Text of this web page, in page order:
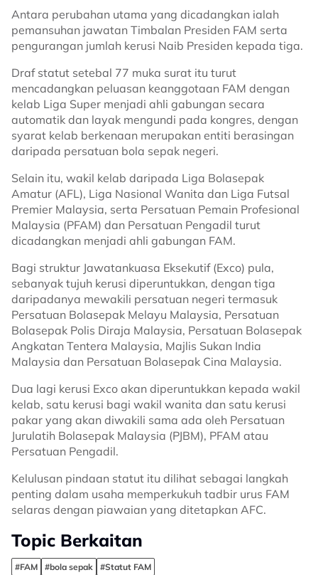
Antara perubahan utama yang dicadangkan ialah
pemansuhan jawatan Timbalan Presiden FAM serta
pengurangan jumlah kerusi Naib Presiden kepada tiga.
Draf statut setebal 77 muka surat itu turut
mencadangkan peluasan keanggotaan FAM dengan
kelab Liga Super menjadi ahli gabungan secara
automatik dan layak mengundi pada kongres, dengan
syarat kelab berkenaan merupakan entiti berasingan
daripada persatuan bola sepak negeri.
Selain itu, wakil kelab daripada Liga Bolasepak
Amatur (AFL), Liga Nasional Wanita dan Liga Futsal
Premier Malaysia, serta Persatuan Pemain Profesional
Malaysia (PFAM) dan Persatuan Pengadil turut
dicadangkan menjadi ahli gabungan FAM.
Bagi struktur Jawatankuasa Eksekutif (Exco) pula,
sebanyak tujuh kerusi diperuntukkan, dengan tiga
daripadanya mewakili persatuan negeri termasuk
Persatuan Bolasepak Melayu Malaysia, Persatuan
Bolasepak Polis Diraja Malaysia, Persatuan Bolasepak
Angkatan Tentera Malaysia, Majlis Sukan India
Malaysia dan Persatuan Bolasepak Cina Malaysia.
Dua lagi kerusi Exco akan diperuntukkan kepada wakil
kelab, satu kerusi bagi wakil wanita dan satu kerusi
pakar yang akan diwakili sama ada oleh Persatuan
Jurulatih Bolasepak Malaysia (PJBM), PFAM atau
Persatuan Pengadil.
Kelulusan pindaan statut itu dilihat sebagai langkah
penting dalam usaha memperkukuh tadbir urus FAM
selaras dengan piawaian yang ditetapkan AFC.
Topic Berkaitan
#FAM #bola sepak #Statut FAM